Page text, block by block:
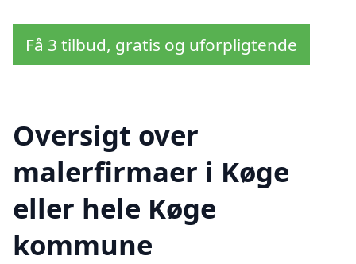
Få 3 tilbud, gratis og uforpligtende
Oversigt over
malerfirmaer i Køge
eller hele Køge
kommune